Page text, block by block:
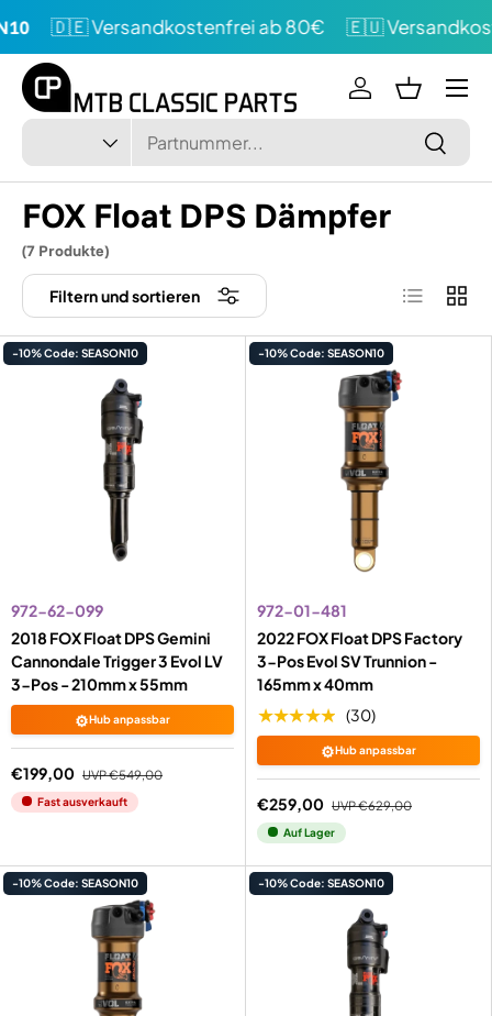
Direkt zum Inhalt
🇩🇪 Versandkostenfrei ab 80€ 🇪🇺
Suchen
Art
Suchen
Einloggen
Menü
FOX Float DPS Dämpfer
(7 Produkte)
Filtern und sortieren
-10% Code: SEASON10
972-62-099
2018 FOX Float DPS Gemini
Cannondale Trigger 3 Evol LV
3-Pos - 210mm x 55mm
⚙️Hub anpassbar
€199,00 UVP€549,00
Fast ausverkauft
-10% Code: SEASON10
972-01-481
2022 FOX Float DPS Factory
3-Pos Evol SV Trunnion -
165mm x 40mm
★★★★★ (30)
⚙️Hub anpassbar
€259,00 UVP€629,00
Auf Lager
-10% Code: SEASON10 -10% Code: SEASON10